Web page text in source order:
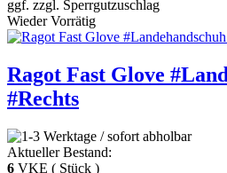
ggf. zzgl. Sperrgutzuschlag
Wieder Vorrätig
Ragot Fast Glove
#Rechts
Aktueller Bestand:
6 VKE ( Stück )